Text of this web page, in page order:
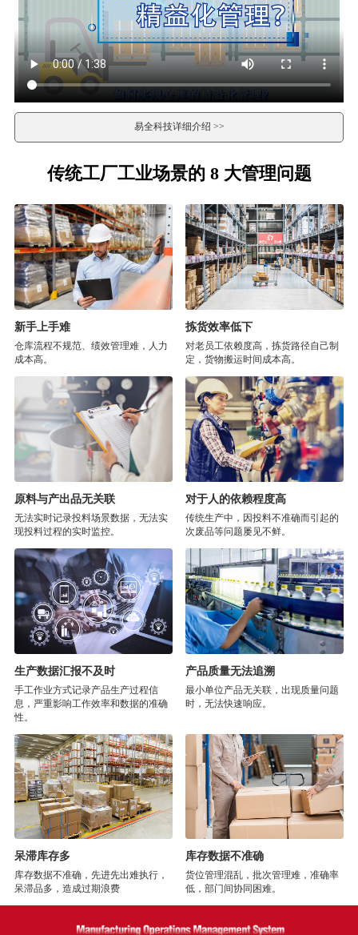
易全科技详细介绍 >>
传统工厂工业场景的 8 大管理问题
新手上手难
仓库流程不规范、绩效管理难，人力
成本高。
拣货效率低下
对老员工依赖度高，拣货路径自己制
定，货物搬运时间成本高。
原料与产出品无关联
无法实时记录投料场景数据，无法实
现投料过程的实时监控。
对于人的依赖程度高
传统生产中，因投料不准确而引起的
次废品等问题屡见不鲜。
生产数据汇报不及时
手工作业方式记录产品生产过程信
息，严重影响工作效率和数据的准确
性。
产品质量无法追溯
最小单位产品无关联，出现质量问题
时，无法快速响应。
呆滞库存多
库存数据不准确，先进先出难执行，
呆滞品多，造成过期浪费
库存数据不准确
货位管理混乱，批次管理难，准确率
低，部门间协同困难。